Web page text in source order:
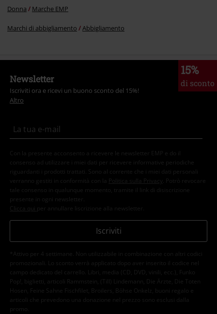
Donna Marche EMP
Marchi di abbigliamento Abbigliamento
15%
di sconto
Newsletter
Iscriviti ora e ricevi un buono sconto del 15%!
Altro
Con la presente acconsento a ricevere le newsletter EMP e do il
consenso ad utilizzare i miei dati per ricevere informative periodiche
riguardanti i prodotti trattati. Sono al corrente che i miei dati personali
verranno gestiti in conformità con la
Politica sulla Privacy
. Potrò revocare
tale consenso in qualunque momento, tramite il link di disiscrizione
presente in ogni newsletter.
Clicca qui per annullare liscrizione alla newsletter.
Iscriviti
*Attivo per 4 settimane. Non utilizzabile in combinazione con altri codici
promozionali. Lo sconto verrà applicato dopo aver inserito il codice nel
campo dedicato del carrello. Libri, media (CD, DVD, vinili, ecc.), Funko
Pop!, biglietti, articoli Rammstein, (Till) Lindemann, Die Ärzte, Die Toten
Hosen, Feine Sahne Fischfilet, Broilers, Böhse Onkelz, buoni regalo e
articoli che prevedono una donazione nel prezzo sono esclusi dalla
promo.